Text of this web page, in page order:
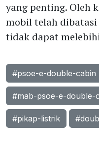
yang penting. Oleh
mobil telah dibatasi
tidak dapat
#psoe-e-double-cabin
#mab-psoe-e-double-
#pikap-listrik